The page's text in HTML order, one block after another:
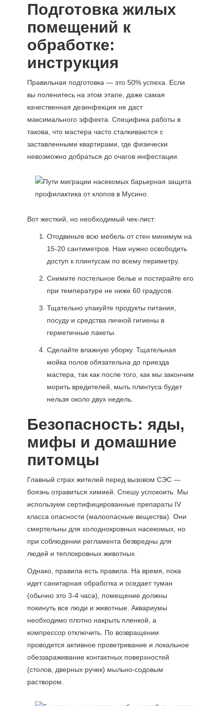
Подготовка жилых
помещений к
обработке:
инструкция
Правильная подготовка — это 50% успеха. Если
вы поленитесь на этом этапе, даже самая
качественная дезинфекция не даст
максимального эффекта. Специфика работы в
такова, что мастера часто сталкиваются с
заставленными квартирами, где физически
невозможно добраться до очагов инфестации.
Вот жесткий, но необходимый чек-лист:
Отодвиньте всю мебель от стен минимум на
15-20 сантиметров. Нам нужно освободить
доступ к плинтусам по всему периметру.
Снимите постельное белье и постирайте его
при температуре не ниже 60 градусов.
Тщательно упакуйте продукты питания,
посуду и средства личной гигиены в
герметичные пакеты.
Сделайте влажную уборку. Тщательная
мойка полов обязательна до приезда
мастера, так как после того, как мы закончим
морить вредителей, мыть плинтуса будет
нельзя около двух недель.
Безопасность: яды,
мифы и домашние
питомцы
Главный страх жителей перед вызовом СЭС —
боязнь отравиться химией. Спешу успокоить. Мы
используем сертифицированные препараты IV
класса опасности (малоопасные вещества). Они
смертельны для холоднокровных насекомых, но
при соблюдении регламента безвредны для
людей и теплокровных животных.
Однако, правила есть правила. На время, пока
идет санитарная обработка и оседает туман
(обычно это 3-4 часа), помещение должны
покинуть все люди и животные. Аквариумы
необходимо плотно накрыть пленкой, а
компрессор отключить. По возвращении
проводится активное проветривание и локальное
обеззараживание контактных поверхностей
(столов, дверных ручек) мыльно-содовым
раствором.